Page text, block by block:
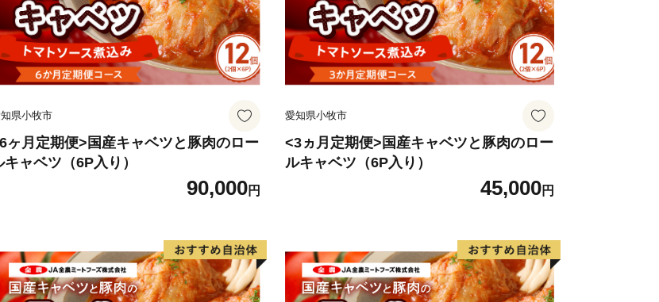
ご支援をよろしくお願いします。
県小牧市
ヶ月定期便>国産キャベツと豚肉のロー
キャベツ（6P入り）
90,000円
愛知県小牧市
<3ヵ月定期便>国産キャベツと豚肉のロー
ルキャベツ（6P入り）
45,000円